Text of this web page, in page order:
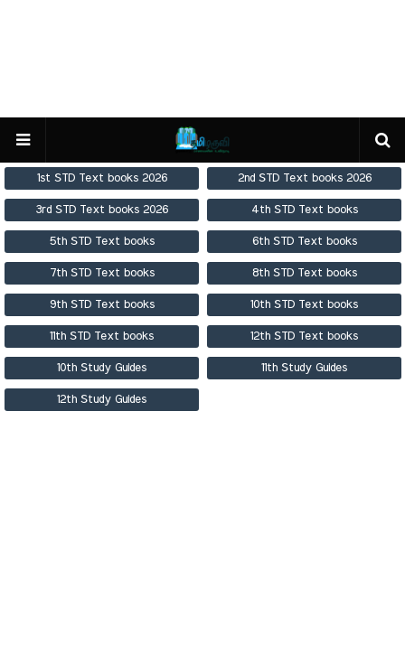
1st STD Text books 2026 2nd STD Text books 2026
3rd STD Text books 2026 4th STD Text books
5th STD Text books 6th STD Text books
7th STD Text books 8th STD Text books
9th STD Text books 10th STD Text books
11th STD Text books 12th STD Text books
10th Study Guides 11th Study Guides
12th Study Guides